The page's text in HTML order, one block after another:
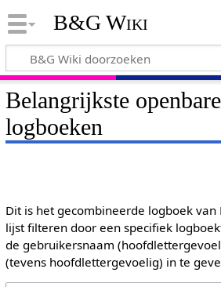
B&G Wiki
Belangrijkste openbare
logboeken
Dit is het gecombineerde logboek van
lijst filteren door een specifiek
de gebruikersnaam
(tevens hoofdlettergevoelig) in te